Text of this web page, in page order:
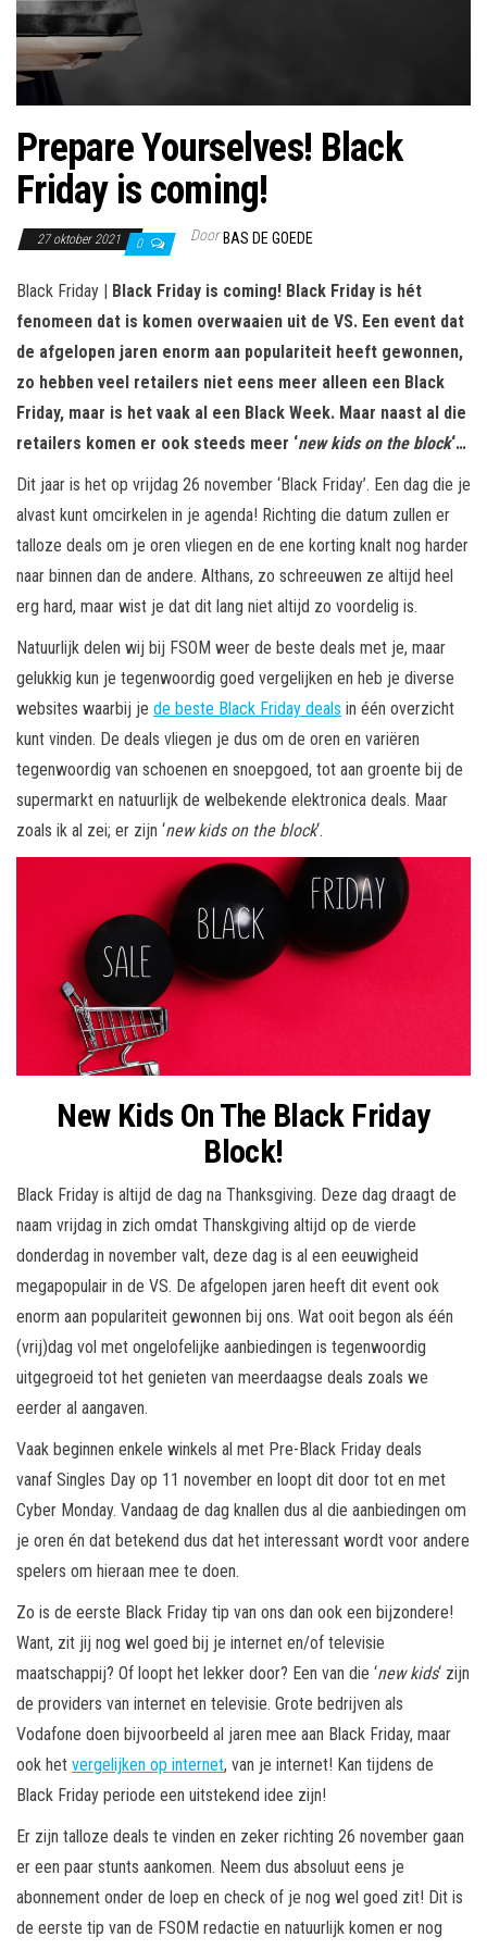
Prepare Yourselves! Black
Friday is coming!
27 oktober 2021 0 Door BAS DE GOEDE
Black Friday | Black Friday is coming! Black Friday is hét
fenomeen dat is komen overwaaien uit de VS. Een event dat
de afgelopen jaren enorm aan populariteit heeft gewonnen,
zo hebben veel retailers niet eens meer alleen een Black
Friday, maar is het vaak al een Black Week. Maar naast al die
retailers komen er ook steeds meer ‘new kids on the block‘…
Dit jaar is het op vrijdag 26 november ‘Black Friday’. Een dag die je
alvast kunt omcirkelen in je agenda! Richting die datum zullen er
talloze deals om je oren vliegen en de ene korting knalt nog harder
naar binnen dan de andere. Althans, zo schreeuwen ze altijd heel
erg hard, maar wist je dat dit lang niet altijd zo voordelig is.
Natuurlijk delen wij bij FSOM weer de beste deals met je, maar
gelukkig kun je tegenwoordig goed vergelijken en heb je diverse
websites waarbij je de beste Black Friday deals in één overzicht
kunt vinden. De deals vliegen je dus om de oren en variëren
tegenwoordig van schoenen en snoepgoed, tot aan groente bij de
supermarkt en natuurlijk de welbekende elektronica deals. Maar
zoals ik al zei; er zijn ‘new kids on the block‘.
New Kids On The Black Friday
Block!
Black Friday is altijd de dag na Thanksgiving. Deze dag draagt de
naam vrijdag in zich omdat Thanskgiving altijd op de vierde
donderdag in november valt, deze dag is al een eeuwigheid
megapopulair in de VS. De afgelopen jaren heeft dit event ook
enorm aan populariteit gewonnen bij ons. Wat ooit begon als één
(vrij)dag vol met ongelofelijke aanbiedingen is tegenwoordig
uitgegroeid tot het genieten van meerdaagse deals zoals we
eerder al aangaven.
Vaak beginnen enkele winkels al met Pre-Black Friday deals
vanaf Singles Day op 11 november en loopt dit door tot en met
Cyber Monday. Vandaag de dag knallen dus al die aanbiedingen om
je oren én dat betekend dus dat het interessant wordt voor andere
spelers om hieraan mee te doen.
Zo is de eerste Black Friday tip van ons dan ook een bijzondere!
Want, zit jij nog wel goed bij je internet en/of televisie
maatschappij? Of loopt het lekker door? Een van die ‘new kids‘ zijn
de providers van internet en televisie. Grote bedrijven als
Vodafone doen bijvoorbeeld al jaren mee aan Black Friday, maar
ook het vergelijken op internet, van je internet! Kan tijdens de
Black Friday periode een uitstekend idee zijn!
Er zijn talloze deals te vinden en zeker richting 26 november gaan
er een paar stunts aankomen. Neem dus absoluut eens je
abonnement onder de loep en check of je nog wel goed zit! Dit is
de eerste tip van de FSOM redactie en natuurlijk komen er nog